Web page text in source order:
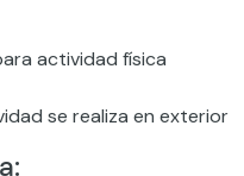
actividad física
se realiza en exterior